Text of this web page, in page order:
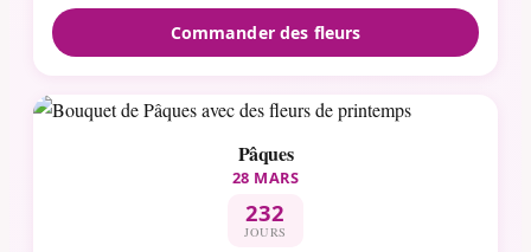
Commander des fleurs
Pâques
28 MARS
232
JOURS